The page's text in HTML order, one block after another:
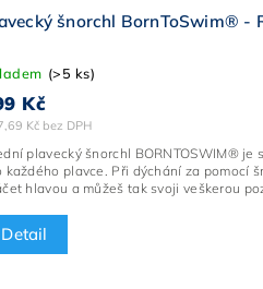
šnorchl BornToSwim® -
(>5 ks)
Kč bez DPH
Kč
Detail
plavecký šnorchl BORNTOSWIM® je
plavce. Při dýchání za pomocí šnorchlu nemusíš
hlavou a můžeš tak svoji veškerou